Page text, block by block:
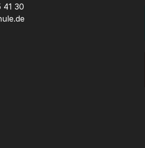
41 30